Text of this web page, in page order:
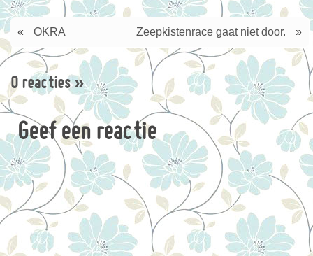
Zeepkistenrace gaat niet door. »
« OKRA
0 reacties »
Geef een reactie